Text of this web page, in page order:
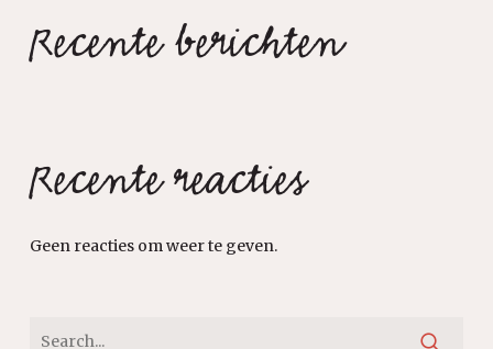
Recente berichten
Recente reacties
Geen reacties om weer te geven.